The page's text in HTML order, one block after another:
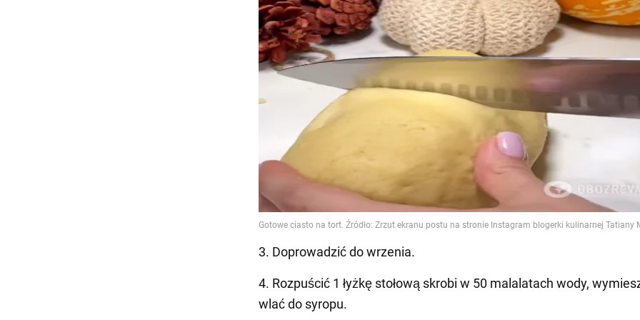
3. Doprowadzić do wrzenia.
4. Rozpuścić 1 łyżkę stołową skrobi w 50 malalatach wody,
wlać do syropu.